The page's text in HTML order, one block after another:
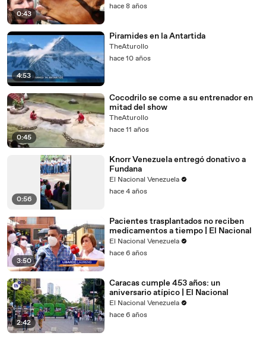
0:43
hace 8 años
4:53
Piramides en la Antartida
TheAturollo
hace 10 años
0:45
Cocodrilo se come a su entrenador en
mitad del show
TheAturollo
hace 11 años
0:56
Knorr Venezuela entregó donativo a
Fundana
El Nacional Venezuela
hace 4 años
3:50
Pacientes trasplantados no reciben
medicamentos a tiempo | El Nacional
El Nacional Venezuela
hace 6 años
2:42
Caracas cumple 453 años: un
aniversario atípico | El Nacional
El Nacional Venezuela
hace 6 años